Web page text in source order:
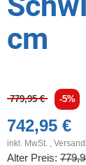
cm
779,95 € -5%
742,95 €
inkl. MwSt. ,
Alter Preis: